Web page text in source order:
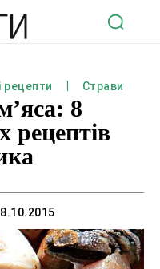
рецепти Страви
8
рецептів